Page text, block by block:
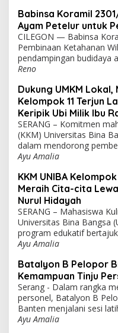
Babinsa Koramil
Ayam Petelur untuk
CILEGON — Babinsa
Pembinaan Ketahanan
pendampingan budidaya
Reno
Dukung UMKM Lokal,
Kelompok 11 Terjun
Keripik Ubi Milik Ibu
SERANG – Komitmen
(KKM) Universitas Bina
dalam mendorong
Ayu Amalia
KKM UNIBA
Meraih Cita-cita
Nurul Hidayah
SERANG – Mahasiswa
Universitas Bina Bangsa
program edukatif
Ayu Amalia
Batalyon B Pelopor
Kemampuan Tinju
Serang - Dalam rangka
personel, Batalyon B
Banten menjalani sesi
Ayu Amalia